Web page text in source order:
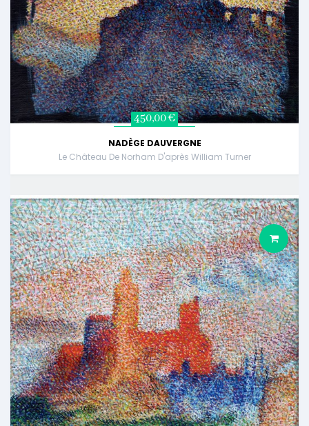
450,00 €
NADÈGE DAUVERGNE
Le Château De Norham D'après William Turner